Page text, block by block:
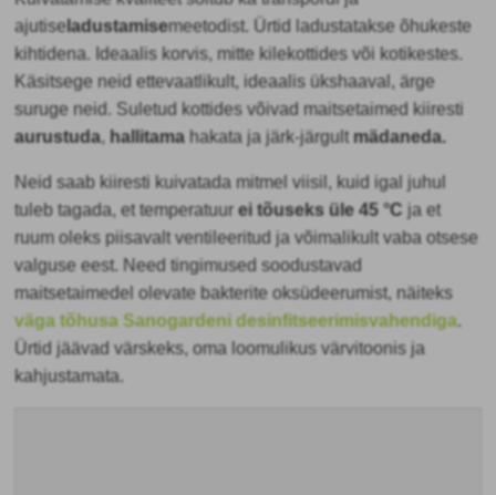
ajutiseladustamisemeetodist. Ürtid ladustatakse õhukeste
kihtidena. Ideaalis korvis, mitte kilekottides või kotikestes.
Käsitsege neid ettevaatlikult, ideaalis ükshaaval, ärge
suruge neid. Suletud kottides võivad maitsetaimed kiiresti
aurustuda, hallitama hakata ja järk-järgultmädaneda.
Neid saab kiiresti kuivatada mitmel viisil, kuid igal juhul
tuleb tagada, et temperatuurei tõuseks üle 45 °C ja et
ruum oleks piisavalt ventileeritud ja võimalikult vaba otsese
valguse eest. Need tingimused soodustavad
maitsetaimedel olevate bakterite oksüdeerumist, näiteks
väga tõhusa Sanogardeni desinfitseerimisvahendiga.
Ürtid jäävad värskeks, oma loomulikus värvitoonis ja
kahjustamata.